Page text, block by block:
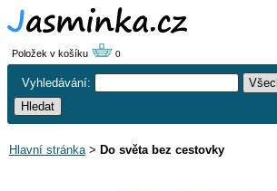
Položek v košíku 0
Vyhledávání:
Hlavní stránka> Do světa bez cestovky